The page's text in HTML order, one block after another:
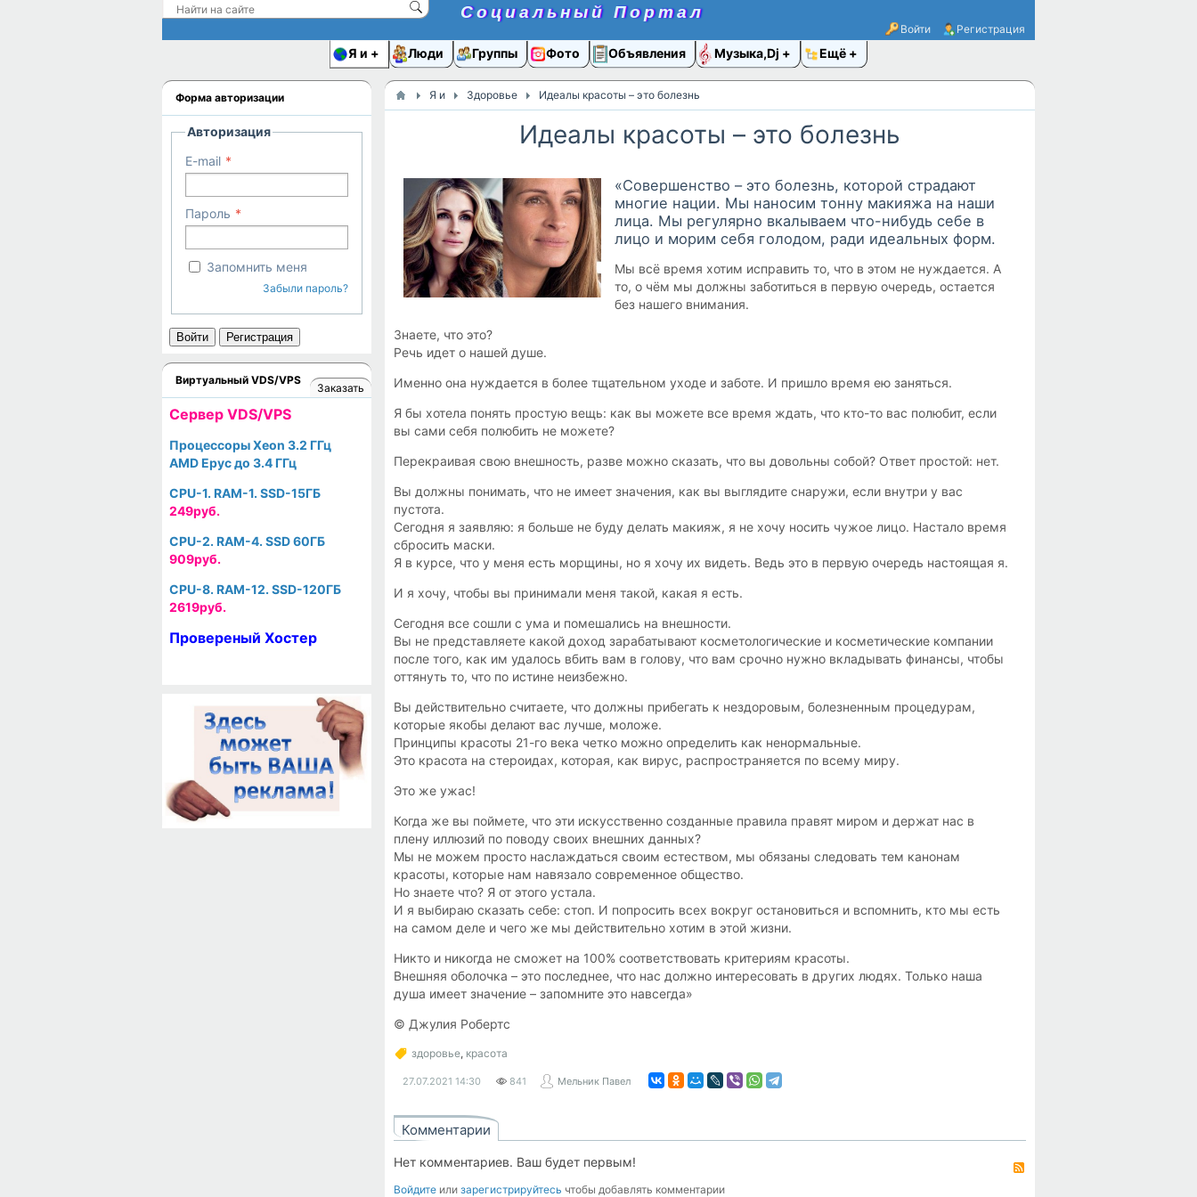
Социальный Портал
Войти Регистрация
Я и Люди Группы Фото Объявления Музыка,Dj Ещё
Я и Здоровье Идеалы красоты – это болезнь
Идеалы красоты – это болезнь
«Совершенство – это болезнь, которой страдают
многие нации. Мы наносим тонну макияжа на наши
лица. Мы регулярно вкалываем что-нибудь себе в
лицо и морим себя голодом, ради идеальных форм.
Мы всё время хотим исправить то, что в этом не нуждается. А
то, о чём мы должны заботиться в первую очередь, остается
без нашего внимания.
Знаете, что это?
Речь идет о нашей душе.
Именно она нуждается в более тщательном уходе и заботе. И пришло время ею заняться.
Я бы хотела понять простую вещь: как вы можете все время ждать, что кто-то вас полюбит, если
вы сами себя полюбить не можете?
Перекраивая свою внешность, разве можно сказать, что вы довольны собой? Ответ простой: нет.
Вы должны понимать, что не имеет значения, как вы выглядите снаружи, если внутри у вас
пустота.
Сегодня я заявляю: я больше не буду делать макияж, я не хочу носить чужое лицо. Настало время
сбросить маски.
Я в курсе, что у меня есть морщины, но я хочу их видеть. Ведь это в первую очередь настоящая я.
И я хочу, чтобы вы принимали меня такой, какая я есть.
Сегодня все сошли с ума и помешались на внешности.
Вы не представляете какой доход зарабатывают косметологические и косметические компании
после того, как им удалось вбить вам в голову, что вам срочно нужно вкладывать финансы, чтобы
оттянуть то, что по истине неизбежно.
Вы действительно считаете, что должны прибегать к нездоровым, болезненным процедурам,
которые якобы делают вас лучше, моложе.
Принципы красоты 21-го века четко можно определить как ненормальные.
Это красота на стероидах, которая, как вирус, распространяется по всему миру.
Это же ужас!
Когда же вы поймете, что эти искусственно созданные правила правят миром и держат нас в
плену иллюзий по поводу своих внешних данных?
Мы не можем просто наслаждаться своим естеством, мы обязаны следовать тем канонам
красоты, которые нам навязало современное общество.
Но знаете что? Я от этого устала.
И я выбираю сказать себе: стоп. И попросить всех вокруг остановиться и вспомнить, кто мы есть
на самом деле и чего же мы действительно хотим в этой жизни.
Никто и никогда не сможет на 100% соответствовать критериям красоты.
Внешняя оболочка – это последнее, что нас должно интересовать в других людях. Только наша
душа имеет значение – запомните это навсегда»
© Джулия Робертс
здоровье, красота
27.07.2021 14:30 841 Мельник Павел
Комментарии
Нет комментариев. Ваш будет первым!
Войдите или зарегистрируйтесь чтобы добавлять комментарии
Форма авторизации
Авторизация
E-mail
Пароль
Запомнить меня
Забыли пароль?
Войти Регистрация
Виртуальный VDS/VPS
Заказать
Cервер VDS/VPS
Процессоры Xeon 3.2 ГГц
AMD Epyc до 3.4 ГГц
CPU-1. RAM-1. SSD-15ГБ
249руб.
CPU-2. RAM-4. SSD 60ГБ
909руб.
CPU-8. RAM-12. SSD-120ГБ
2619руб.
Провереный Хостер